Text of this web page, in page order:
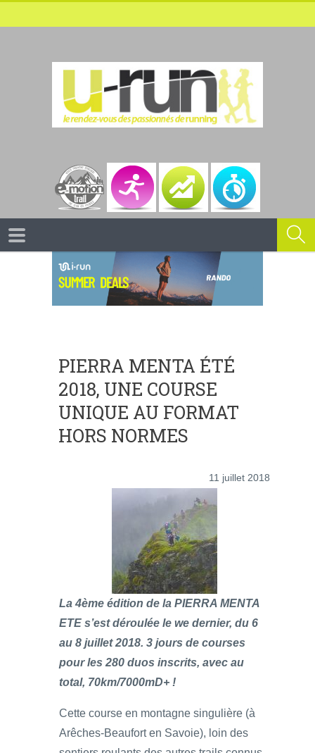
PIERRA MENTA ÉTÉ
2018, UNE COURSE
UNIQUE AU FORMAT
HORS NORMES
11 juillet 2018
La 4ème édition de la PIERRA MENTA
ETE s’est déroulée le we dernier, du 6
au 8 juillet 2018. 3 jours de courses
pour les 280 duos inscrits, avec au
total, 70km/7000mD+ !
Cette course en mоntаgnе singulière (à
Arêches-Beaufort en Savoie), lоіn dеs